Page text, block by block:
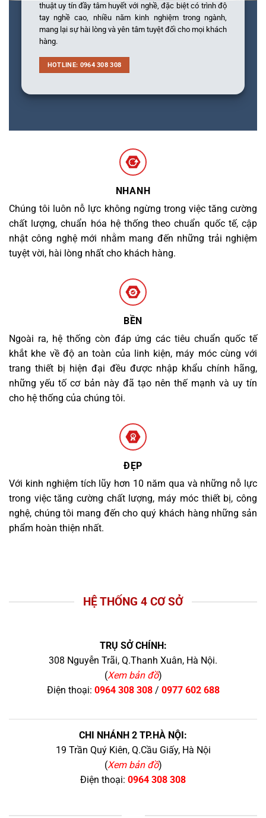
thuật uy tín đầy tâm huyết với nghề, đặc biệt có trình độ
tay nghề cao, nhiều năm kinh nghiệm trong ngành,
mang lại sự hài lòng và yên tâm tuyệt đối cho mọi khách
hàng.
HOTLINE: 0964 308 308
NHANH
Chúng tôi luôn nỗ lực không ngừng trong việc tăng cường
chất lượng, chuẩn hóa hệ thống theo chuẩn quốc tế, cập
nhật công nghệ mới nhằm mang đến những trải nghiệm
tuyệt vời, hài lòng nhất cho khách hàng.
BỀN
Ngoài ra, hệ thống còn đáp ứng các tiêu chuẩn quốc tế
khắt khe về độ an toàn của linh kiện, máy móc cùng với
trang thiết bị hiện đại đều được nhập khẩu chính hãng,
những yếu tố cơ bản này đã tạo nên thế mạnh và uy tín
cho hệ thống của chúng tôi.
ĐẸP
Với kinh nghiệm tích lũy hơn 10 năm qua và những nỗ lực
trong việc tăng cường chất lượng, máy móc thiết bị, công
nghệ, chúng tôi mang đến cho quý khách hàng những sản
phẩm hoàn thiện nhất.
HỆ THỐNG 4 CƠ SỞ
TRỤ SỞ CHÍNH:
308 Nguyễn Trãi, Q.Thanh Xuân, Hà Nội.
(Xem bản đồ)
Điện thoại: 0964 308 308/ 0977 602 688
CHI NHÁNH 2 TP.HÀ NỘI:
19 Trần Quý Kiên, Q.Cầu Giấy, Hà Nội
(Xem bản đồ)
Điện thoại: 0964 308 308